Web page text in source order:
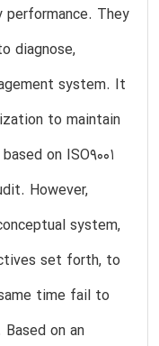
performance. They
diagnose,
system. It
to maintain
on ISO9001
However,
system,
set forth, to
time fail to
on an